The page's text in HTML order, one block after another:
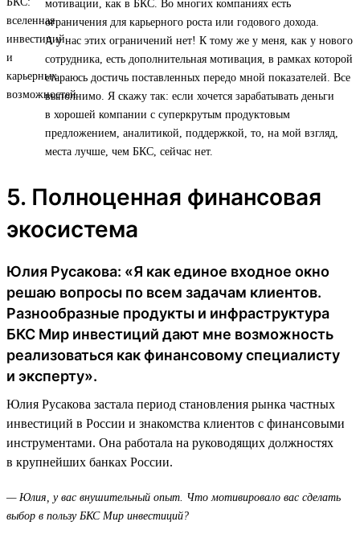
мотивации, как в БКС. Во многих компаниях есть
ограничения для карьерного роста или годового дохода.
А у нас этих ограничений нет! К тому же у меня, как у нового
сотрудника, есть дополнительная мотивация, в рамках которой
стараюсь достичь поставленных передо мной показателей. Все
выполнимо. Я скажу так: если хочется зарабатывать деньги
в хорошей компании с суперкрутым продуктовым
предложением, аналитикой, поддержкой, то, на мой взгляд,
места лучше, чем БКС, сейчас нет.
5. Полноценная финансовая
экосистема
Юлия Русакова: «Я как единое входное окно
решаю вопросы по всем задачам клиентов.
Разнообразные продукты и инфраструктура
БКС Мир инвестиций дают мне возможность
реализоваться как финансовому специалисту
и эксперту».
Юлия Русакова застала период становления рынка частных
инвестиций в России и знакомства клиентов с финансовыми
инструментами. Она работала на руководящих должностях
в крупнейших банках России.
— Юлия, у вас внушительный опыт. Что мотивировало вас сделать
выбор в пользу БКС Мир инвестиций?